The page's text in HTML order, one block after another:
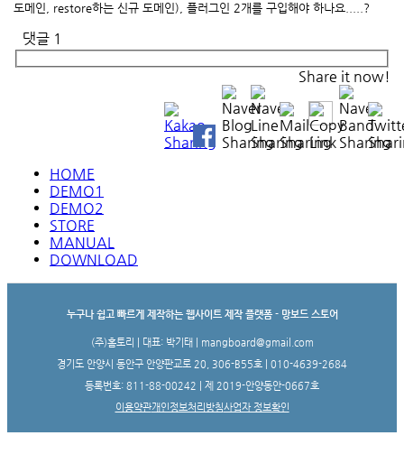
도메인, restore하는 신규 도메인), 플러그인 2개를 구입해야 하나요.....?
댓글 1
Share it now!
HOME
DEMO1
DEMO2
STORE
MANUAL
DOWNLOAD
누구나 쉽고 빠르게 제작하는 웹사이트 제작 플랫폼 - 망보드 스토어
(주)홈토리 | 대표: 박기태 | mangboard@gmail.com
경기도 안양시 동안구 안양판교로 20, 306-B55호 | 010-4639-2684
등록번호: 811-88-00242 | 제 2019-안양동안-0667호
이용약관개인정보처리방침사업자 정보확인